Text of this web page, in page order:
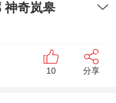
神奇岚皋
10 分享